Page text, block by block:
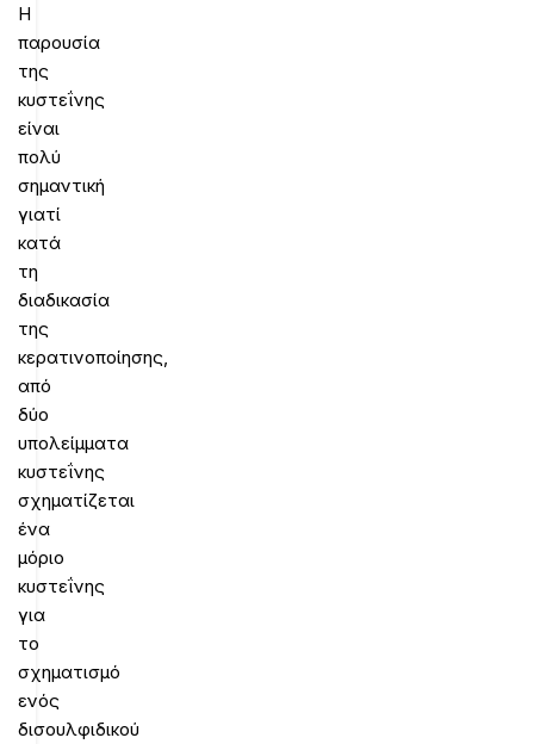
Η
παρουσία
της
κυστεΐνης
είναι
πολύ
σημαντική
γιατί
κατά
τη
διαδικασία
της
κερατινοποίησης,
από
δύο
υπολείμματα
κυστεΐνης
σχηματίζεται
ένα
μόριο
κυστεΐνης
για
το
σχηματισμό
ενός
δισουλφιδικού